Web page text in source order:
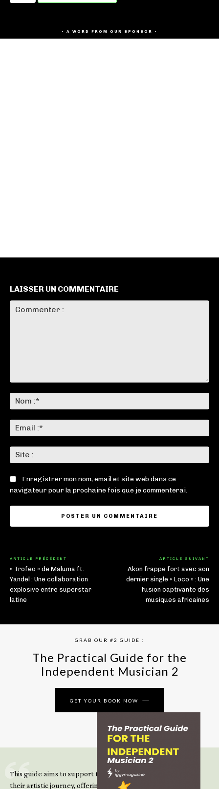
- A WORD FROM OUR SPONSOR -
LAISSER UN COMMENTAIRE
:*
:*
:
Enregistrer mon nom, email et site web dans ce
navigateur pour la prochaine fois que je commenterai.
ARTICLE PRÉCÉDENT
« Trofeo » de Maluma ft.
Yandel : Une collaboration
explosive entre superstar
latine
ARTICLE SUIVANT
Akon frappe fort avec son
dernier single « Loco » : Une
fusion captivante des
musiques africaines
GRAB OUR #2 GUIDE :
The Practical Guide for the
Independent Musician 2
GET YOUR BOOK NOW
This guide aims to support those climbing the next steps of
their artistic journey, offering practical insight, updated